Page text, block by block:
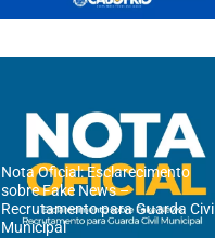
Nota Oficial: Esclarecimento
sobre Fake News –
Recrutamento para Guarda Civil
Municipal